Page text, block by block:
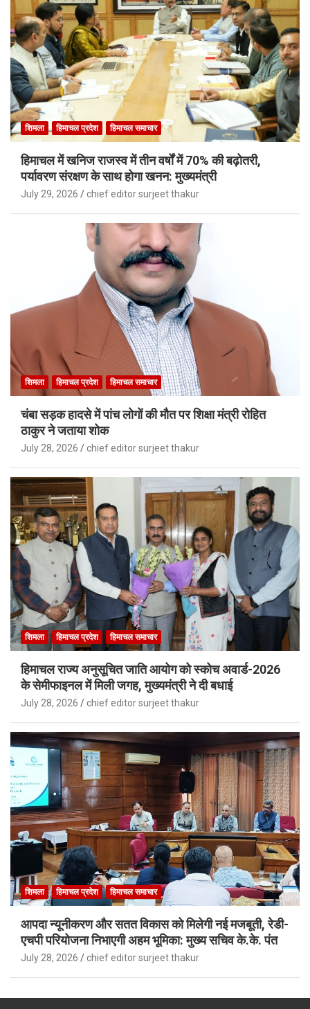
शिमला हिमाचल प्रदेश हिमाचल समाचार
हिमाचल में खनिज राजस्व में तीन वर्षों में 70% की बढ़ोतरी,
पर्यावरण संरक्षण के साथ होगा खनन: मुख्यमंत्री
July 29, 2026 chief editor surjeet thakur
शिमला हिमाचल प्रदेश हिमाचल समाचार
चंबा सड़क हादसे में पांच लोगों की मौत पर शिक्षा मंत्री रोहित
ठाकुर ने जताया शोक
July 28, 2026 chief editor surjeet thakur
शिमला हिमाचल प्रदेश हिमाचल समाचार
हिमाचल राज्य अनुसूचित जाति आयोग को स्कोच अवार्ड-2026
के सेमीफाइनल में मिली जगह, मुख्यमंत्री ने दी बधाई
July 28, 2026 chief editor surjeet thakur
शिमला हिमाचल प्रदेश हिमाचल समाचार
आपदा न्यूनीकरण और सतत विकास को मिलेगी नई मजबूती, रेडी-
एचपी परियोजना निभाएगी अहम भूमिका: मुख्य सचिव के.के. पंत
July 28, 2026 chief editor surjeet thakur